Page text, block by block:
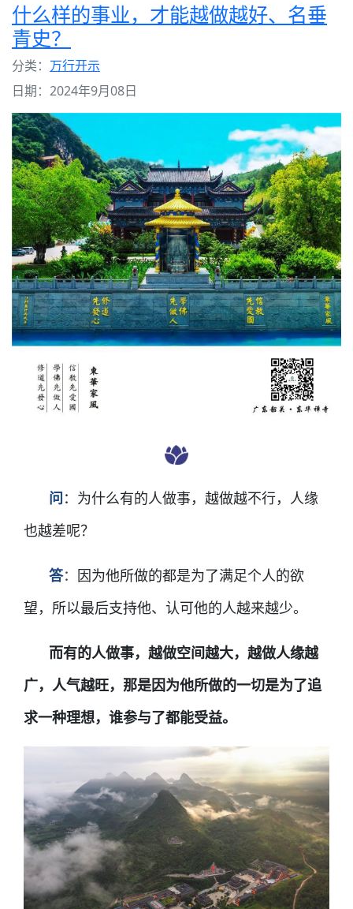
什么样的事业，才能越做越好、名垂
青史？
分类： 万行开示
日期：2024年9月08日
问 ： 为什么有的人做事，越做越不行，人缘
也越差呢？
答： 因为他所做的都是为了满足个人的欲
望，所以最后支持他、认可他的人越来越少。
而有的人做事，越做空间越大，越做人缘越
广，人气越旺，那是因为他所做的一切是为了追
求一种理想，谁参与了都能受益。